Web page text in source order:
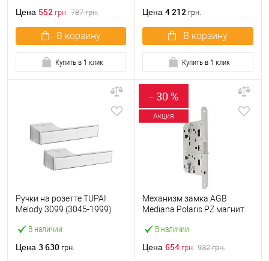
Цена 552 грн. 787грн.
В корзину
Купить в 1 клик
Цена 4 212 грн.
В корзину
Купить в 1 клик
В наличии
Ручки на розетте TUPAI
Melody 3099 (3045-1999)
Цена 3 630 грн.
- 30 %
Акция
В наличии
Механизм замка AGB
Mediana Polaris PZ магнит
Цена 654 грн. 932грн.